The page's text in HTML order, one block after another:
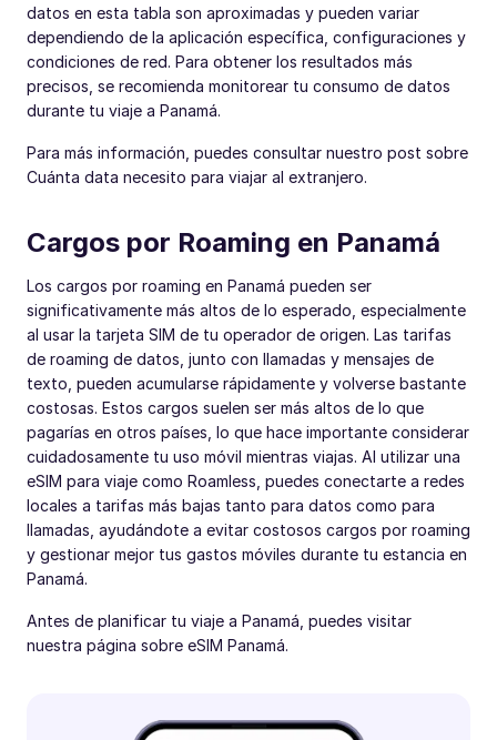
datos en esta tabla son aproximadas y pueden variar
dependiendo de la aplicación específica, configuraciones y
condiciones de red. Para obtener los resultados más
precisos, se recomienda monitorear tu consumo de datos
durante tu viaje a Panamá.
Para más información, puedes consultar nuestro post sobre
Cuánta data necesito para viajar al extranjero.
Cargos por Roaming en Panamá
Los cargos por roaming en Panamá pueden ser
significativamente más altos de lo esperado, especialmente
al usar la tarjeta SIM de tu operador de origen. Las tarifas
de roaming de datos, junto con llamadas y mensajes de
texto, pueden acumularse rápidamente y volverse bastante
costosas. Estos cargos suelen ser más altos de lo que
pagarías en otros países, lo que hace importante considerar
cuidadosamente tu uso móvil mientras viajas. Al utilizar una
eSIM para viaje como Roamless, puedes conectarte a redes
locales a tarifas más bajas tanto para datos como para
llamadas, ayudándote a evitar costosos cargos por roaming
y gestionar mejor tus gastos móviles durante tu estancia en
Panamá.
Antes de planificar tu viaje a Panamá, puedes visitar
nuestra página sobre eSIM Panamá.